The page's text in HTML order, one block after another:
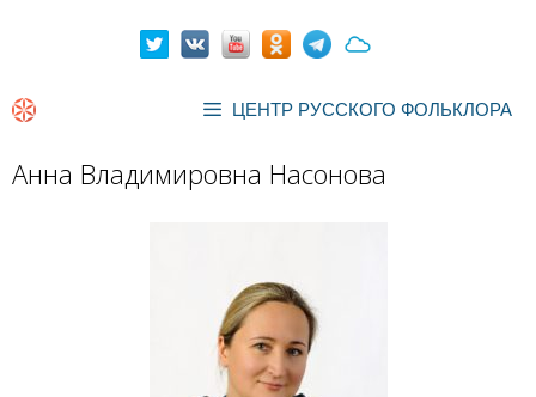
ЦЕНТР РУССКОГО ФОЛЬКЛОРА
Анна Владимировна Насонова